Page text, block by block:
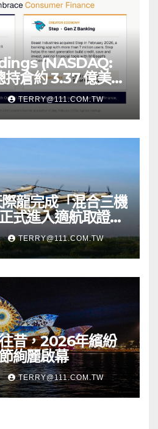
(NASDAQ:
持倉約 3.37 億美
、Beast
過 11,000 枚以太
2.83 億枚 WLD 代
TERRY@111.COM.TW
龍完成「混合三機
式進入適航取證階
TERRY@111.COM.TW
昔，2026年繽紛
絢麗啟幕
TERRY@111.COM.TW